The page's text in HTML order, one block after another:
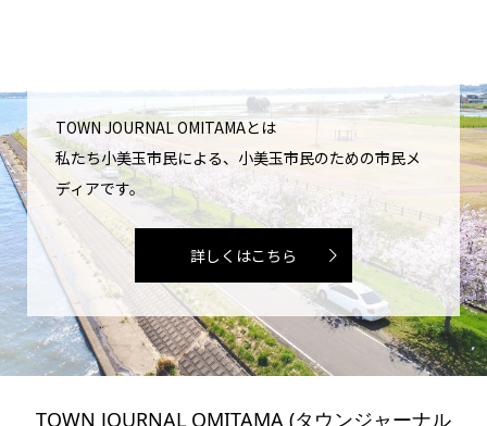
TOWN JOURNAL OMITAMAとは
私たち小美玉市民による、小美玉市民のための市民メ
ディアです。
詳しくはこちら
TOWN JOURNAL OMITAMA (タウンジャーナル